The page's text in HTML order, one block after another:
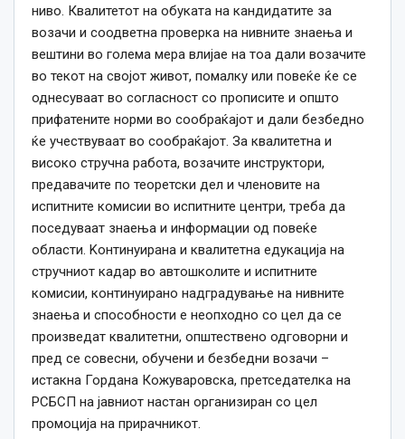
ниво. Квалитетот на обуката на кандидатите за
возачи и соодветна проверка на нивните знаења и
вештини во голема мера влијае на тоа дали возачите
во текот на својот живот, помалку или повеќе ќе се
однесуваат во согласност со прописите и општо
прифатените норми во сообраќајот и дали безбедно
ќе учествуваат во сообраќајот. За квалитетна и
високо стручна работа, возачите инструктори,
предавачите по теоретски дел и членовите на
испитните комисии во испитните центри, треба да
поседуваат знаења и информации од повеќе
области. Kонтинуирана и квалитетна едукација на
стручниот кадар во автошколите и испитните
комисии, континуирано надградување на нивните
знаења и способности е неопходно со цел да се
произведат квалитетни, општествено одговорни и
пред се совесни, обучени и безбедни возачи –
истакна Гордана Кожуваровска, претседателка на
РСБСП на јавниот настан организиран со цел
промоција на прирачникот.